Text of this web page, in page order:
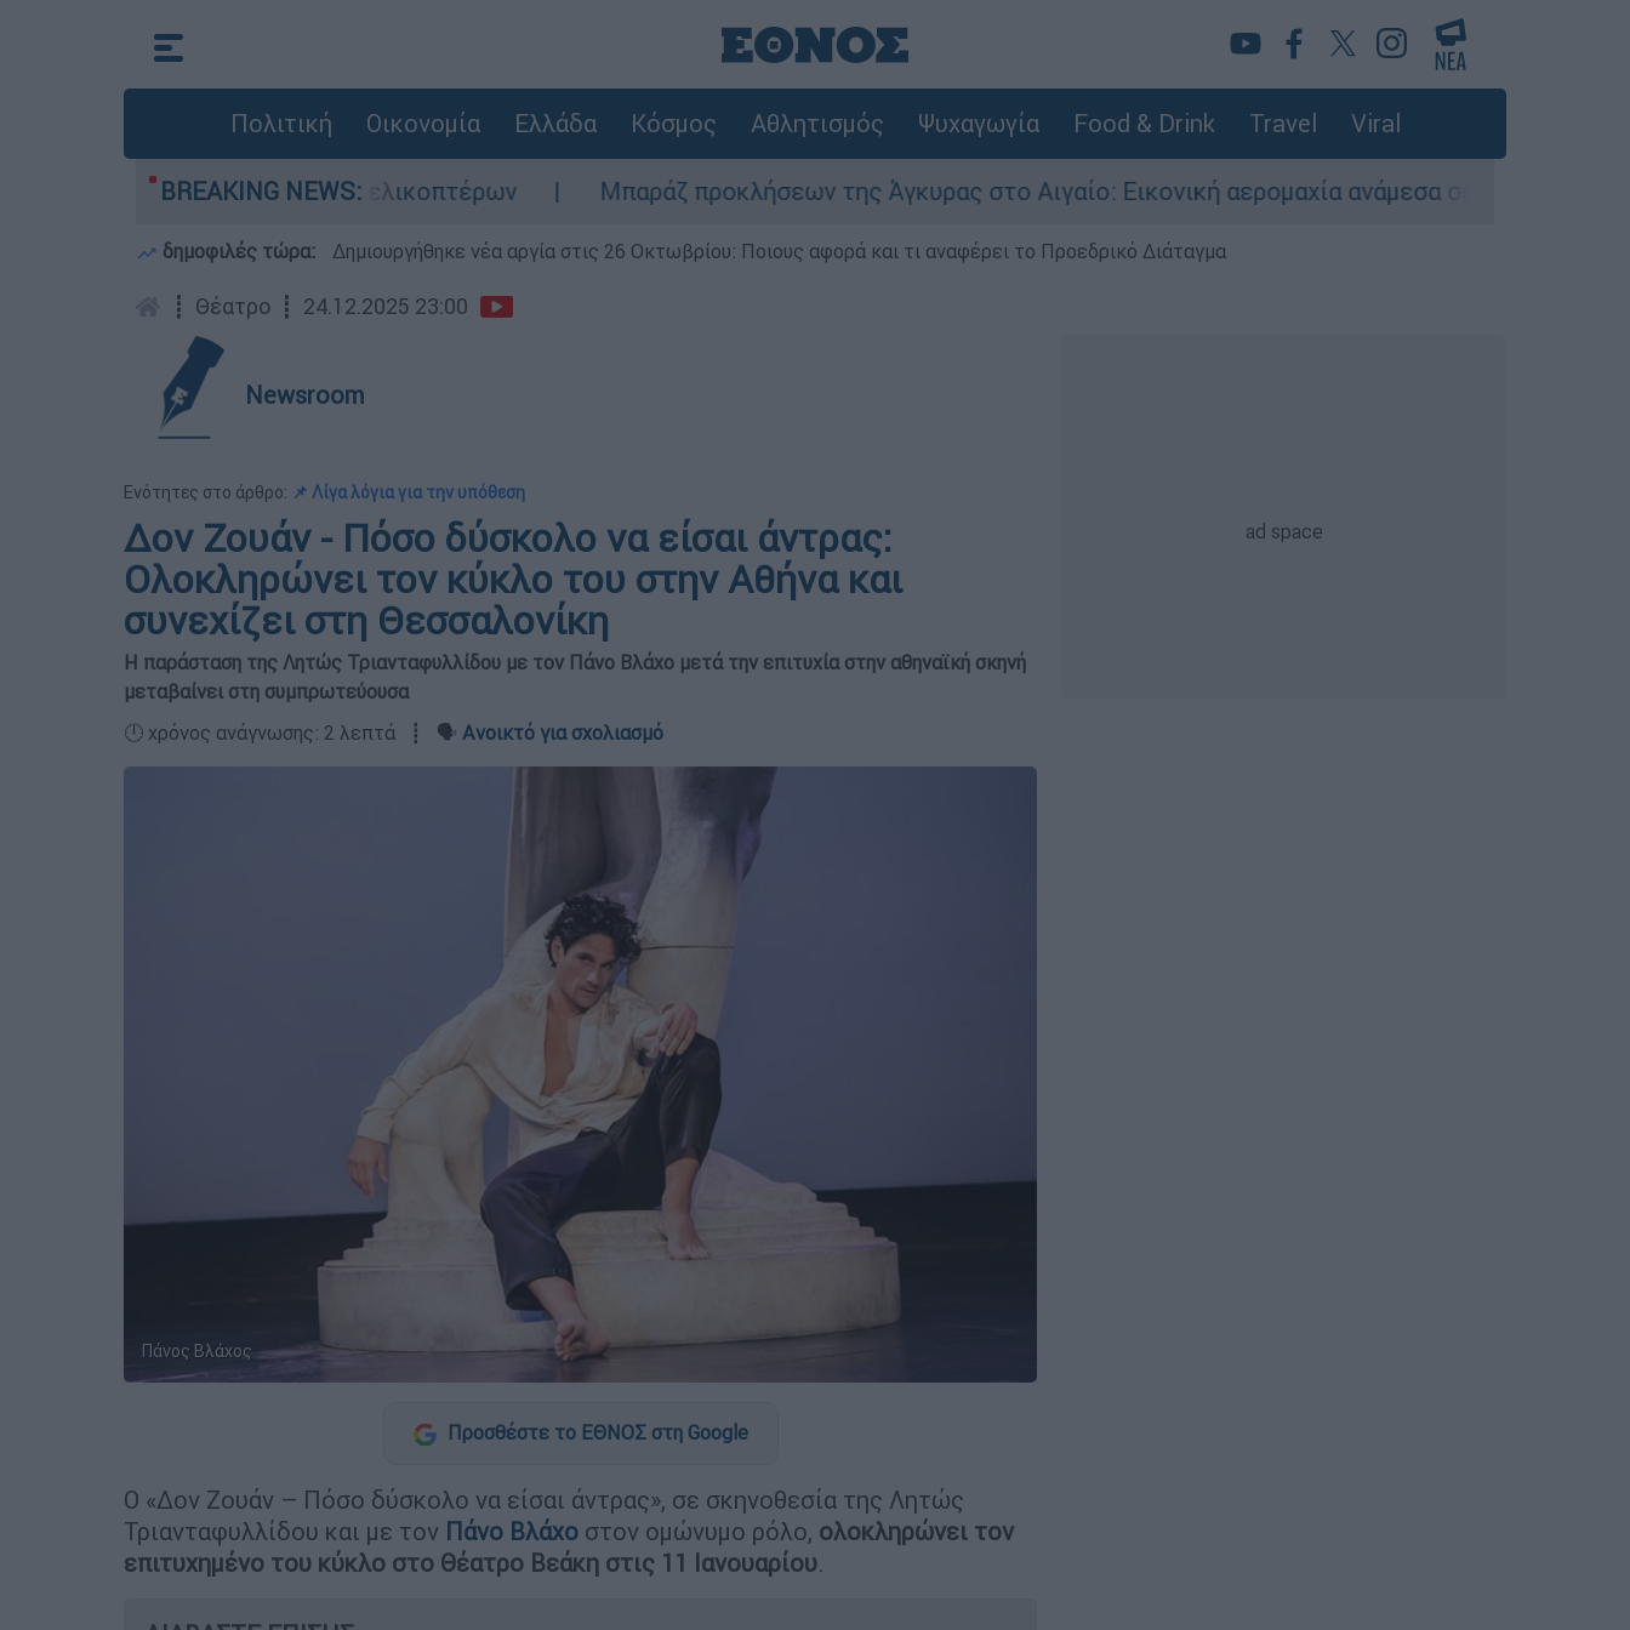
Πολιτική Οικονομία Ελλάδα Κόσμος Αθλητισμός Ψυχαγωγία Food & Drink Travel Viral
BREAKING NEWS:
στη σύγκρουση ελικοπτέρων Μπαράζ προκλήσεων της Άγκυρας στο Αιγαίο: Εικονική αερομαχία ανάμεσα σε ελληνικά και τουρκικά F-
δημοφιλές τώρα: Δημιουργήθηκε νέα αργία στις 26 Οκτωβρίου: Ποιους αφορά και τι αναφέρει το Προεδρικό Διάταγμα
┋ Θέατρο ┋ 24.12.2025 23:00
Newsroom
Ενότητες στο άρθρο: 📌 Λίγα λόγια για την υπόθεση
Δον Ζουάν - Πόσο δύσκολο να είσαι άντρας:
Ολοκληρώνει τον κύκλο του στην Αθήνα και
συνεχίζει στη Θεσσαλονίκη
Η παράσταση της Λητώς Τριανταφυλλίδου με τον Πάνο Βλάχο μετά την επιτυχία στην αθηναϊκή σκηνή
μεταβαίνει στη συμπρωτεύουσα
🕛 χρόνος ανάγνωσης: 2 λεπτά ┋ 🗣️ Ανοικτό για σχολιασμό
Πάνος Βλάχος
Προσθέστε το ΕΘΝΟΣ στη Google
Ο «Δον Ζουάν – Πόσο δύσκολο να είσαι άντρας», σε σκηνοθεσία της Λητώς
Τριανταφυλλίδου και με τον Πάνο Βλάχο στον ομώνυμο ρόλο, ολοκληρώνει τον
επιτυχημένο του κύκλο στο Θέατρο Βεάκη στις 11 Ιανουαρίου.